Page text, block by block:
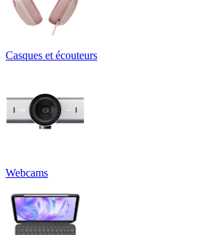
Casques et écouteurs
Webcams